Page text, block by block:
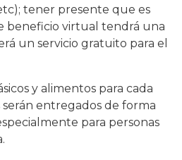
tener presente que es
beneficio virtual tendrá una
un servicio gratuito para el
y alimentos para cada
entregados de forma
para personas